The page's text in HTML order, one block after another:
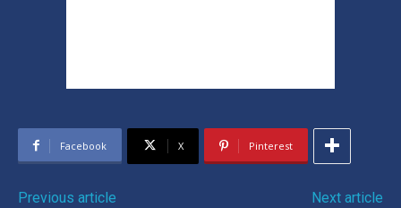
Facebook X Pinterest
Previous article Next article